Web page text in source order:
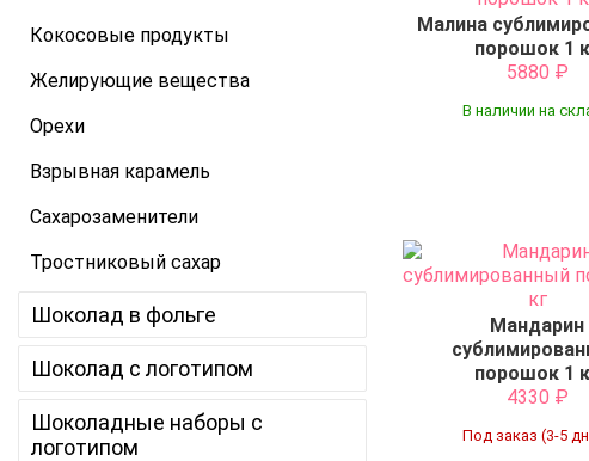
Кокосовые продукты
Желирующие вещества
Орехи
Взрывная карамель
Сахарозаменители
Тростниковый сахар
Шоколад в фольге
Шоколад с логотипом
Шоколадные наборы с
логотипом
Малина
порошок 1
5880 ₽
В наличии на
Мандарин
порошок 1
4330 ₽
Под заказ (3-5